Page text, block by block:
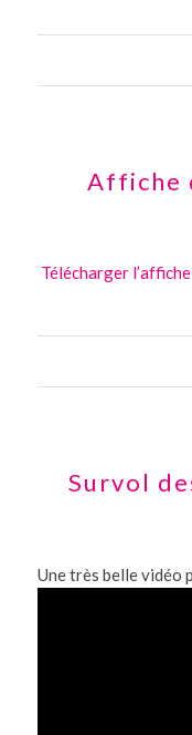
Affiche
Télécharger
Survol
Une très belle vidéo